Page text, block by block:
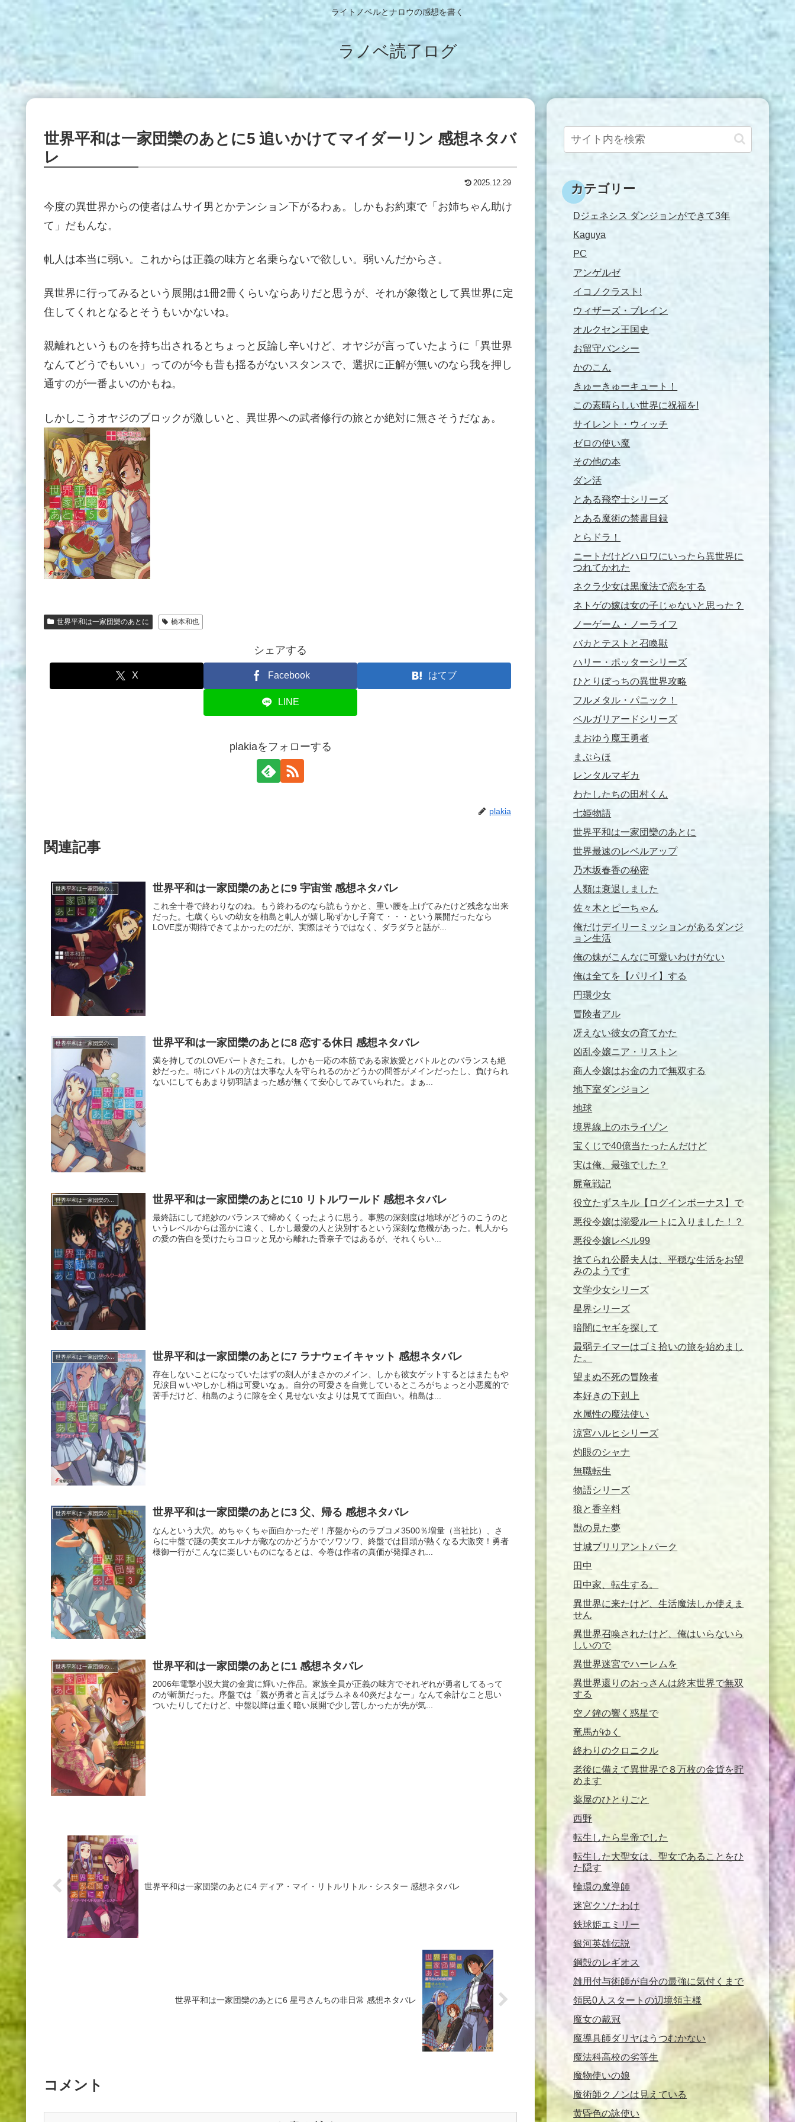
ライトノベルとナロウの感想を書く
ラノベ読了ログ
世界平和は一家団欒のあとに5 追いかけてマイダーリン 感想ネタバ
レ
2025.12.29
今度の異世界からの使者はムサイ男とかテンション下がるわぁ。しかもお約束で「お姉ちゃん助け
て」だもんな。
軋人は本当に弱い。これからは正義の味方と名乗らないで欲しい。弱いんだからさ。
異世界に行ってみるという展開は1冊2冊くらいならありだと思うが、それが象徴として異世界に定
住してくれとなるとそうもいかないね。
親離れというものを持ち出されるとちょっと反論し辛いけど、オヤジが言っていたように「異世界
なんてどうでもいい」ってのが今も昔も揺るがないスタンスで、選択に正解が無いのなら我を押し
通すのが一番よいのかもね。
しかしこうオヤジのブロックが激しいと、異世界への武者修行の旅とか絶対に無さそうだなぁ。
世界平和は一家団欒のあとに 橋本和也
シェアする
X Facebook はてブ
LINE
plakiaをフォローする
plakia
関連記事
世界平和は一家団欒のあとに9 宇宙蛍 感想ネタバレ
これ全十巻で終わりなのね。もう終わるのなら読もうかと、重い腰を上げてみたけど残念な出来
だった。七歳くらいの幼女を柚島と軋人が嬉し恥ずかし子育て・・・という展開だったなら
LOVE度が期待できてよかったのだが、実際はそうではなく、ダラダラと話が...
世界平和は一家団欒のあとに 世界平和は一家団欒のあとに8 恋する休日 感想ネタバレ
満を持してのLOVEパートきたこれ。しかも一応の本筋である家族愛とバトルとのバランスも絶
妙だった。特にバトルの方は大事な人を守られるのかどうかの問答がメインだったし、負けられ
ないにしてもあまり切羽詰まった感が無くて安心してみていられた。まぁ...
世界平和は一家団欒のあとに10 リトルワールド 感想ネタバレ
最終話にして絶妙のバランスで締めくくったように思う。事態の深刻度は地球がどうのこうのと
いうレベルからは遥かに遠く、しかし最愛の人と決別するという深刻な危機があった。軋人から
の愛の告白を受けたらコロッと兄から離れた香奈子ではあるが、それくらい...
世界平和は一家団欒のあとに 世界平和は一家団欒のあとに7 ラナウェイキャット 感想ネタバレ
存在しないことになっていたはずの刻人がまさかのメイン、しかも彼女ゲットするとはまたもや
兄涙目ｗいやしかし梢は可愛いなぁ。自分の可愛さを自覚しているところがちょっと小悪魔的で
苦手だけど、柚島のように隙を全く見せない女よりは見てて面白い。柚島は...
世界平和は一家団欒のあとに 世界平和は一家団欒のあとに3 父、帰る 感想ネタバレ
なんという大穴。めちゃくちゃ面白かったぞ！序盤からのラブコメ3500％増量（当社比）、さ
らに中盤で謎の美女エルナが敵なのかどうかでソワソワ、終盤では目頭が熱くなる大激突！勇者
様御一行がこんなに楽しいものになるとは、今巻は作者の真価が発揮され...
世界平和は一家団欒のあとに1 感想ネタバレ
2006年電撃小説大賞の金賞に輝いた作品。家族全員が正義の味方でそれぞれが勇者してるって
のが斬新だった。序盤では「親が勇者と言えばラムネ＆40炎だよなー」なんて余計なこと思い
ついたりしてたけど、中盤以降は重く暗い展開で少し苦しかったが先が気...
世界平和は一家団欒のあとに4 ディア・マイ・リトルリトル・シスター 感想ネタバレ
世界平和は一家団欒のあとに6 星弓さんちの非日常 感想ネタバレ
コメント
カテゴリー
Dジェネシス ダンジョンができて3年
Kaguya
PC
アンゲルゼ
イコノクラスト!
ウィザーズ・ブレイン
オルクセン王国史
お留守バンシー
かのこん
きゅーきゅーキュート！
この素晴らしい世界に祝福を!
サイレント・ウィッチ
ゼロの使い魔
その他の本
ダン活
とある飛空士シリーズ
とある魔術の禁書目録
とらドラ！
ニートだけどハロワにいったら異世界に
つれてかれた
ネクラ少女は黒魔法で恋をする
ネトゲの嫁は女の子じゃないと思った？
ノーゲーム・ノーライフ
バカとテストと召喚獣
ハリー・ポッターシリーズ
ひとりぼっちの異世界攻略
フルメタル・パニック！
ベルガリアードシリーズ
まおゆう魔王勇者
まぶらほ
レンタルマギカ
わたしたちの田村くん
七姫物語
世界平和は一家団欒のあとに
世界最速のレベルアップ
乃木坂春香の秘密
人類は衰退しました
佐々木とピーちゃん
俺だけデイリーミッションがあるダンジ
ョン生活
俺の妹がこんなに可愛いわけがない
俺は全てを【パリイ】する
円環少女
冒険者アル
冴えない彼女の育てかた
凶乱令嬢ニア・リストン
商人令嬢はお金の力で無双する
地下室ダンジョン
地球
境界線上のホライゾン
宝くじで40億当たったんだけど
実は俺、最強でした？
屍竜戦記
役立たずスキル【ログインボーナス】で
悪役令嬢は溺愛ルートに入りました！？
悪役令嬢レベル99
捨てられ公爵夫人は、平穏な生活をお望
みのようです
文学少女シリーズ
星界シリーズ
暗闇にヤギを探して
最弱テイマーはゴミ拾いの旅を始めまし
た。
望まぬ不死の冒険者
本好きの下剋上
水属性の魔法使い
涼宮ハルヒシリーズ
灼眼のシャナ
無職転生
物語シリーズ
狼と香辛料
獣の見た夢
甘城ブリリアントパーク
田中
田中家、転生する。
異世界に来たけど、生活魔法しか使えま
せん
異世界召喚されたけど、俺はいらないら
しいので
異世界迷宮でハーレムを
異世界還りのおっさんは終末世界で無双
する
空ノ鐘の響く惑星で
竜馬がゆく
終わりのクロニクル
老後に備えて異世界で８万枚の金貨を貯
めます
薬屋のひとりごと
西野
転生したら皇帝でした
転生した大聖女は、聖女であることをひ
た隠す
輪環の魔導師
迷宮クソたわけ
鉄球姫エミリー
銀河英雄伝説
鋼殻のレギオス
雑用付与術師が自分の最強に気付くまで
領民0人スタートの辺境領主様
魔女の戴冠
魔導具師ダリヤはうつむかない
魔法科高校の劣等生
魔物使いの娘
魔術師クノンは見えている
黄昏色の詠使い